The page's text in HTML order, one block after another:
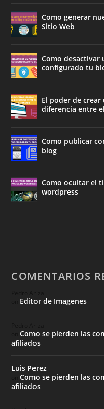
Como generar
Sitio Web
Como desactivar
configurado tu
El poder de
diferencia entre
Como publicar
blog
Como ocultar el
wordpress
COMENTARIOS
Editor de Imagenes
onComo se pierden las
afiliados
Luis Perez
onComo se pierden las
afiliados